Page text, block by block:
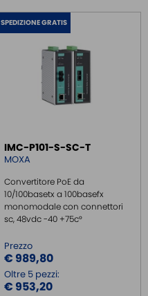
SPEDIZIONE GRATIS
IMC-P101-S-SC-T
MOXA
Convertitore PoE da
10/100basetx a 100basefx
monomodale con connettori
sc, 48vdc -40 +75c°
Prezzo
€ 989,80
Oltre 5 pezzi:
€ 953,20